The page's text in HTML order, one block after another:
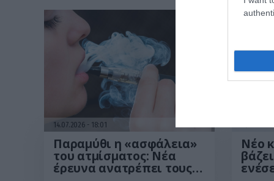
14.07.2026 18:01
Παραμύθι η «ασφάλεια»
του ατμίσματος: Νέα
έρευνα ανατρέπει τους
Νέο